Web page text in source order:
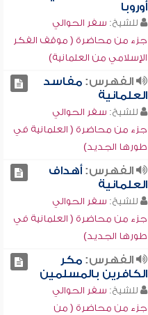
أوروبا
للشيخ: سفر الحوالي
جزء من محاضرة ( موقف الفكر
الإسلامي من العلمانية)
الفهرس:مفاسد
العلمانية
للشيخ: سفر الحوالي
جزء من محاضرة ( العلمانية في
طورها الجديد)
الفهرس:أهداف
العلمانية
للشيخ: سفر الحوالي
جزء من محاضرة ( العلمانية في
طورها الجديد)
الفهرس:مكر
الكافرين بالمسلمين
للشيخ: سفر الحوالي
جزء من محاضرة ( من